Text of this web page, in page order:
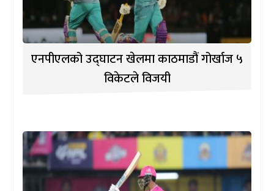
एनपीएलको उद्घाटन खेलमा काठमाडौं गोर्खाज ५
विकेटले विजयी